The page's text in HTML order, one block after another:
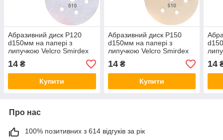
Абразивний диск P120
d150мм на папері з
липучкою Velcro Smirdex
510 1шт.
14 ₴
Купити
Абразивний диск P150
d150мм на папері з
липучкою Velcro Smirdex
510 1шт.
14₴
Купити
510
14
Про нас
100% позитивних з 614 відгуків за рік